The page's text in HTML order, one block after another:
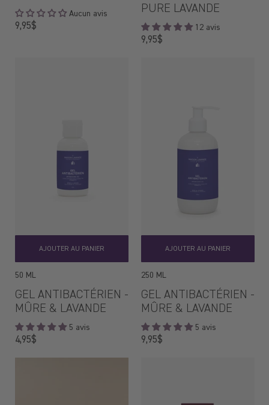
Aucun avis
9,95$Prix
PURE LAVANDE
12 avis
9,95$Prix
AJOUTER AU PANIER
50 ML
GEL ANTIBACTÉRIEN -
MÛRE & LAVANDE
5 avis
4,95$Prix
AJOUTER AU PANIER
250 ML
GEL ANTIBACTÉRIEN -
MÛRE & LAVANDE
5 avis
9,95$Prix